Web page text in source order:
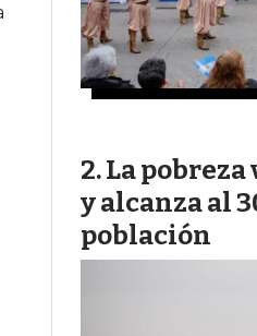
La
y alcanza al
población